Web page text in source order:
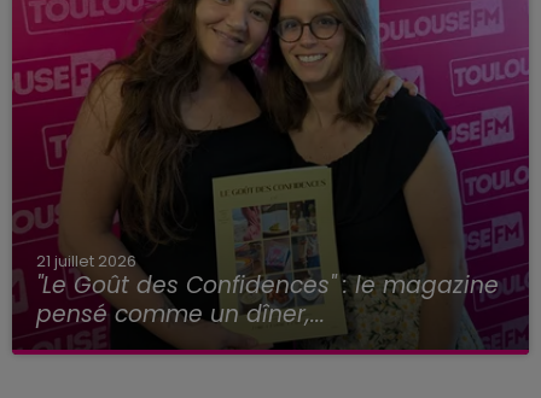
21 juillet 2026
"Le Goût des Confidences" : le magazine
pensé comme un dîner,...